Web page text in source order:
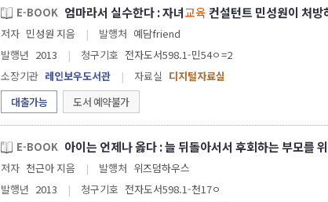
E-BOOK 엄마라서 실수한다 : 자녀교육컨설턴트 민성원이 처방
저자 민성원 지음 | 발행처 예담friend
발행년 2013 | 청구기호 전자도서598.1-민54ㅇ=2
소장기관 레인보우도서관 | 자료실 디지털자료실
대출가능
도서 예약불가
E-BOOK 아이는 언제나 옳다 : 늘 뒤돌아서서 후회하는 부모를
저자 천근아 지음 | 발행처 위즈덤하우스
발행년 2013 | 청구기호 전자도서598.1-천17ㅇ